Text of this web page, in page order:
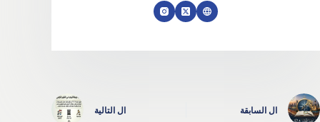
ال السابقة ال التالية